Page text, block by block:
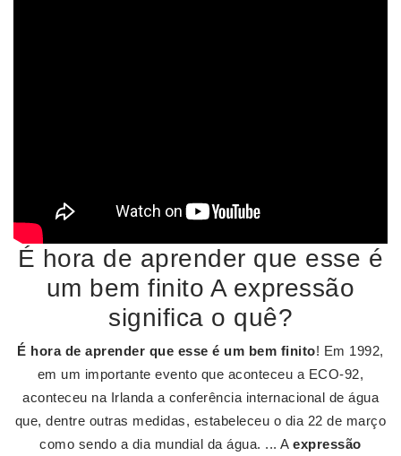
É hora de aprender que esse é
um bem finito A expressão
significa o quê?
É hora de aprender que esse é um bem finito! Em 1992,
em um importante evento que aconteceu a ECO-92,
aconteceu na Irlanda a conferência internacional de água
que, dentre outras medidas, estabeleceu o dia 22 de março
como sendo a dia mundial da água. ... Aexpressão